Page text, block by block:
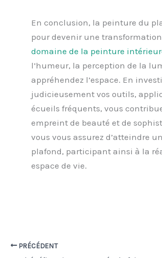
En conclusion, la peinture du
pour devenir une
domaine de la peinture
l’humeur, la perception de la
appréhendez l’espace. En
judicieusement vos outils,
écueils fréquents, vous
empreint de beauté et de
vous vous assurez d’atteindre
plafond, participant ainsi à la
espace de vie.
PRÉCÉDENT